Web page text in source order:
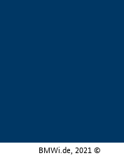
BMWi.de, 2021 ©